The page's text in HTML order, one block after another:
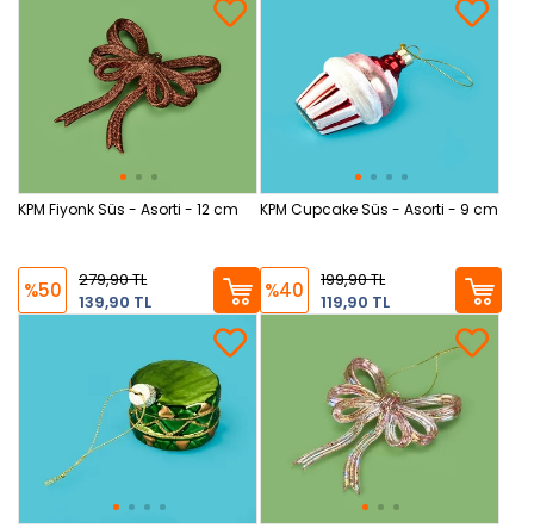
KPM Fiyonk Süs - Asorti - 12 cm
%50
279,90 TL
139,90 TL
KPM Cupcake Süs - Asorti - 9 cm
%40
199,90 TL
119,90 TL